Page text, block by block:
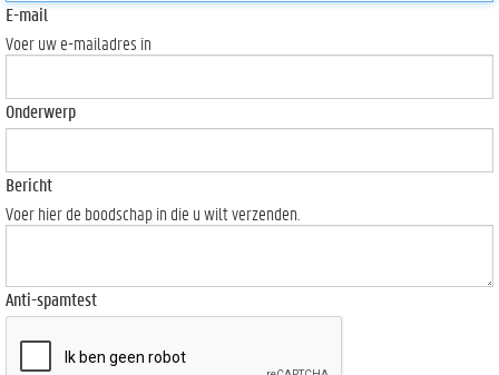
E-mail
Voer uw e-mailadres in
Onderwerp
Bericht
Voer hier de boodschap in die u wilt verzenden.
Anti-spamtest